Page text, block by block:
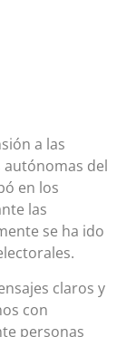
a las
autónomas del
en los
las
se ha ido
claros y
con
personas